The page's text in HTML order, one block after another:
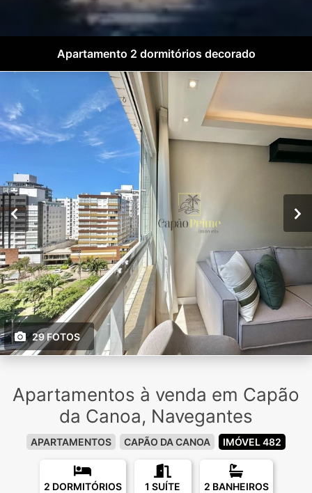
Apartamento 2 dormitórios decorado
29 FOTOS
Apartamentos à venda em Capão
da Canoa, Navegantes
APARTAMENTOS CAPÃO DA CANOA IMÓVEL 482
2 DORMITÓRIOS 1 SUÍTE 2 BANHEIROS